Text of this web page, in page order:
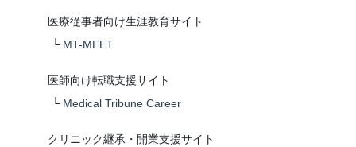
医療従事者向け生涯教育サイト
└ MT-MEET
医師向け転職支援サイト
└ Medical Tribune Career
クリニック継承・開業支援サイト